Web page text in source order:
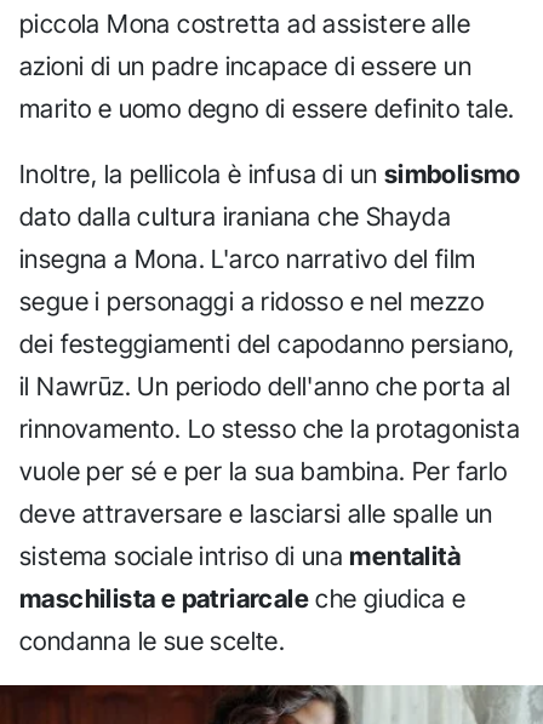
piccola Mona costretta ad assistere alle
azioni di un padre incapace di essere un
marito e uomo degno di essere definito tale.
Inoltre, la pellicola è infusa di un simbolismo
dato dalla cultura iraniana che Shayda
insegna a Mona. L'arco narrativo del film
segue i personaggi a ridosso e nel mezzo
dei festeggiamenti del capodanno persiano,
il Nawrūz. Un periodo dell'anno che porta al
rinnovamento. Lo stesso che la protagonista
vuole per sé e per la sua bambina. Per farlo
deve attraversare e lasciarsi alle spalle un
sistema sociale intriso di una mentalità
maschilista e patriarcale che giudica e
condanna le sue scelte.